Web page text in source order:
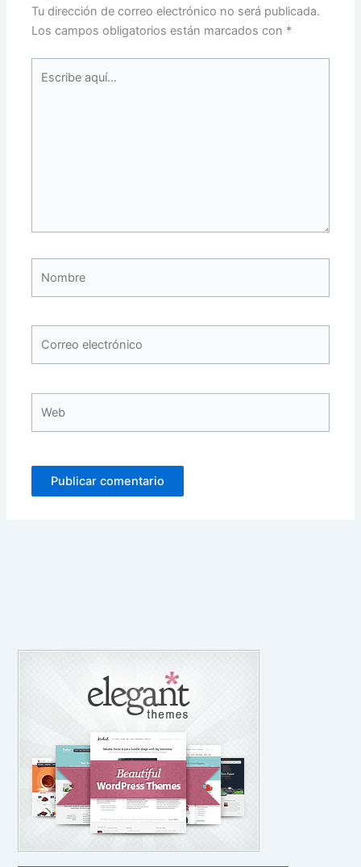
Tu dirección de correo electrónico no será publicada.
Los campos obligatorios están marcados con *
aquí...
electrónico